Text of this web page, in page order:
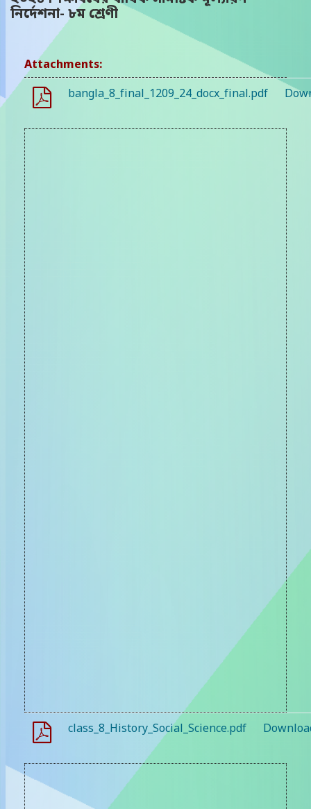
নির্দেশনা- ৮ম শ্রেণী
Attachments:
bangla_8_final_1209_24_docx_final.pdf
class_8_History_Social_Science.pdf